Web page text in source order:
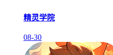
精灵学院
08-30